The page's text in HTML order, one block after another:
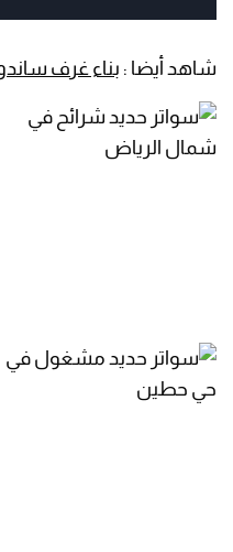
شاهد أيضا : بناء غرف